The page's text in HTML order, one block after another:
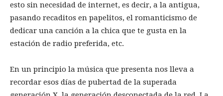
esto sin necesidad de internet, es decir, a la antigua,
pasando recaditos en papelitos, el romanticismo de
dedicar una canción a la chica que te gusta en la
estación de radio preferida, etc.
En un principio la música que presenta nos lleva a
recordar esos días de pubertad de la superada